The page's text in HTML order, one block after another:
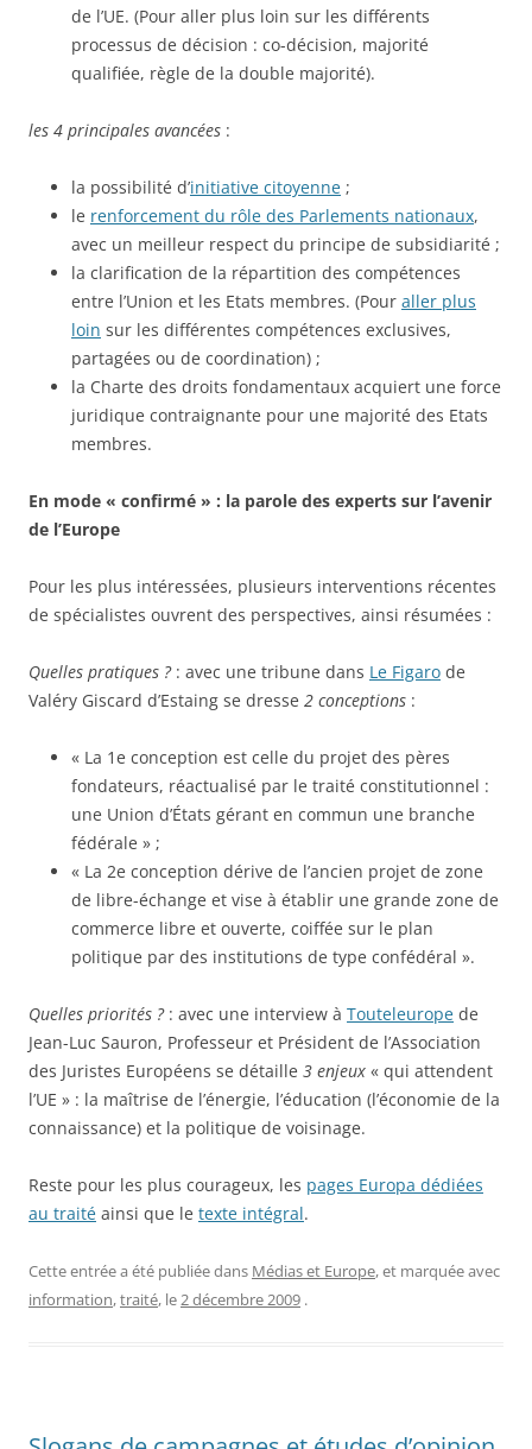
de l’UE. (Pour aller plus loin sur les différents
processus de décision : co-décision, majorité
qualifiée, règle de la double majorité).
les 4 principales avancées :
la possibilité d’initiative citoyenne ;
le renforcement du rôle des Parlements nationaux,
avec un meilleur respect du principe de subsidiarité ;
la clarification de la répartition des compétences
entre l’Union et les Etats membres. (Pour aller plus
loin sur les différentes compétences exclusives,
partagées ou de coordination) ;
la Charte des droits fondamentaux acquiert une force
juridique contraignante pour une majorité des Etats
membres.
En mode « confirmé » : la parole des experts sur l’avenir
de l’Europe
Pour les plus intéressées, plusieurs interventions récentes
de spécialistes ouvrent des perspectives, ainsi résumées :
Quelles pratiques ?: avec une tribune dans Le Figaro de
Valéry Giscard d’Estaing se dresse 2 conceptions :
« La 1e conception est celle du projet des pères
fondateurs, réactualisé par le traité constitutionnel :
une Union d’États gérant en commun une branche
fédérale » ;
« La 2e conception dérive de l’ancien projet de zone
de libre-échange et vise à établir une grande zone de
commerce libre et ouverte, coiffée sur le plan
politique par des institutions de type confédéral ».
Quelles priorités ?: avec une interview à Touteleurope de
Jean-Luc Sauron, Professeur et Président de l’Association
des Juristes Européens se détaille 3 enjeux « qui attendent
l’UE » : la maîtrise de l’énergie, l’éducation (l’économie de la
connaissance) et la politique de voisinage.
Reste pour les plus courageux, les pages Europa dédiées
au traité ainsi que le texte intégral.
Cette entrée a été publiée dans Médias et Europe, et marquée avec
information,traité, le2 décembre 2009 .